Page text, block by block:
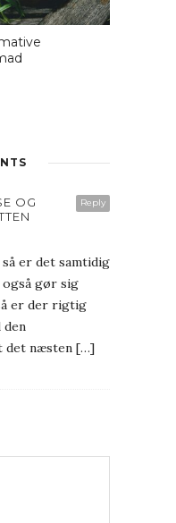
Reply
OG
er det samtidig
gør sig
er der rigtig
det næsten […]